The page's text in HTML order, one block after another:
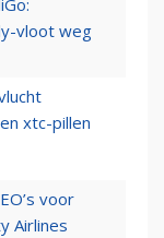
vloot weg
xtc-pillen
voor
Airlines